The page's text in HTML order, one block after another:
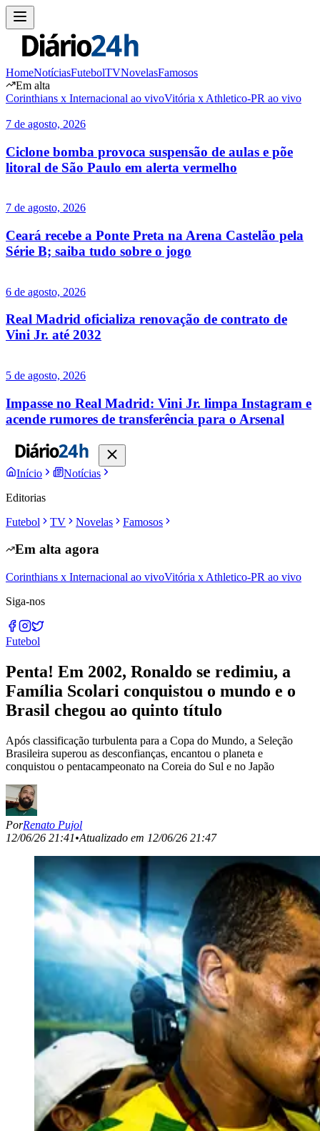
HomeNotíciasFutebolTVNovelasFamosos
Em alta
Corinthians x Internacional ao vivoVitória x Athletico-PR ao vivo
7 de agosto, 2026
Ciclone bomba provoca suspensão de aulas e põe
litoral de São Paulo em alerta vermelho
7 de agosto, 2026
Ceará recebe a Ponte Preta na Arena Castelão pela
Série B; saiba tudo sobre o jogo
6 de agosto, 2026
Real Madrid oficializa renovação de contrato de
Vini Jr. até 2032
5 de agosto, 2026
Impasse no Real Madrid: Vini Jr. limpa Instagram e
acende rumores de transferência para o Arsenal
Início
Notícias
Editorias
Futebol
TV Novelas Famosos
Em alta agora
Corinthians x Internacional ao vivoVitória x Athletico-PR ao vivo
Siga-nos
Futebol
Penta! Em 2002, Ronaldo se redimiu, a
Família Scolari conquistou o mundo e o
Brasil chegou ao quinto título
Após classificação turbulenta para a Copa do Mundo, a Seleção
Brasileira superou as desconfianças, encantou o planeta e
conquistou o pentacampeonato na Coreia do Sul e no Japão
PorRenato Pujol
12/06/26 21:41•Atualizado em 12/06/26 21:47